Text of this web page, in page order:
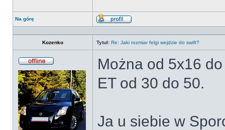
Na górę
Wyświetl
Kozenko
Tytuł: Re: Jaki rozmiar felgi wejdzie do swift?
Można od 5x16
ET od 30 do 50.
Ja u siebie w